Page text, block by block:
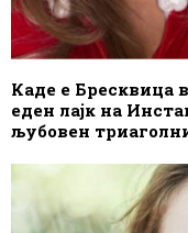
Каде е Бресквица
еден лајк на
љубовен